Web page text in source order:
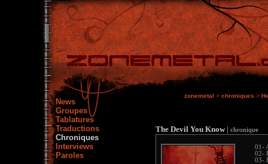
News
Groupes
Tablatures
Traductions
Chroniques
Interviews
Paroles
zonemetal > chroniques >
The Devil You Know| chronique
01-
02-
03-